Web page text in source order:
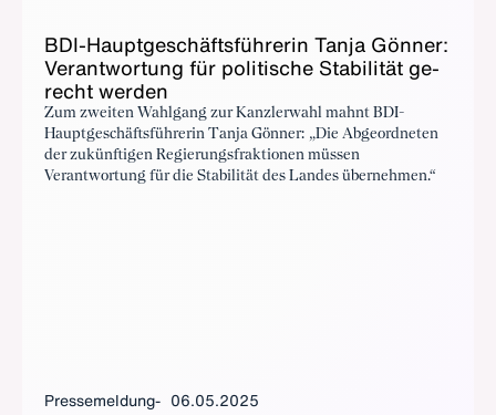
BDI-Haupt­ge­schäfts­füh­re­rin Tan­ja Gön­ner:
Ver­ant­wor­tung für po­li­ti­sche Sta­bi­li­tät ge­
recht wer­den
Zum zweiten Wahlgang zur Kanzlerwahl mahnt BDI-
Hauptgeschäftsführerin Tanja Gönner: „Die Abgeordneten
der zukünftigen Regierungsfraktionen müssen
Verantwortung für die Stabilität des Landes übernehmen.“
Pressemeldung 06.05.2025